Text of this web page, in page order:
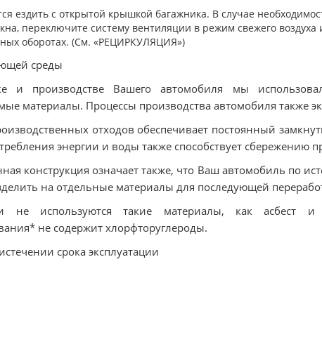
ездить с открытой крышкой багажника. В случае
переключите систему вентиляции в режим свежего
оборотах. (См. «РЕЦИРКУЛЯЦИЯ»)
среды
и производстве Вашего автомобиля мы
материалы. Процессы производства автомобиля также
отходов обеспечивает постоянный
энергии и воды также способствует сбережению
конструкция означает также, что Ваш автомобиль по
на отдельные материалы для последующей
не используются такие материалы, как асбест
не содержит хлорфторуглероды.
срока эксплуатации